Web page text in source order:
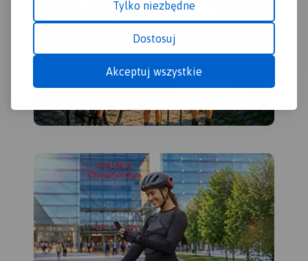
Tylko niezbędne
Dostosuj
Akceptuj wszystkie
pewnością miło wspominać
ale także miłośnicy
i konnej, wspinacze skałkowi
oraz wędkarze.Rok wydania